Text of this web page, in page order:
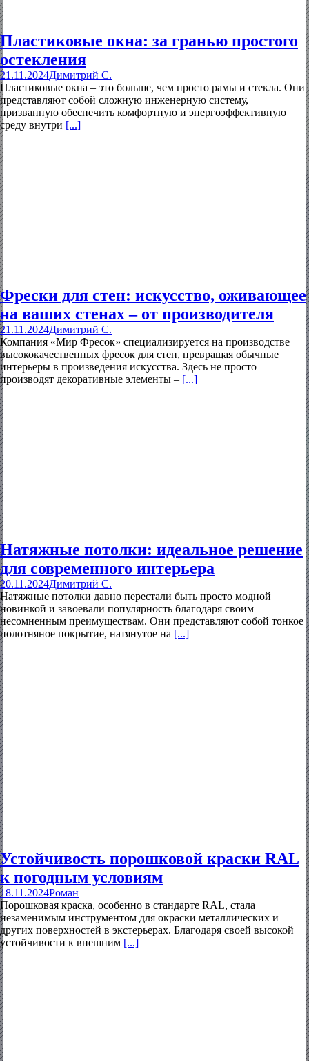
Пластиковые окна: за гранью простого
остекления
21.11.2024Димитрий С.
Пластиковые окна – это больше, чем просто рамы и стекла. Они
представляют собой сложную инженерную систему,
призванную обеспечить комфортную и энергоэффективную
среду внутри [...]
Фрески для стен: искусство, оживающее
на ваших стенах – от производителя
21.11.2024Димитрий С.
Компания «Мир Фресок» специализируется на производстве
высококачественных фресок для стен, превращая обычные
интерьеры в произведения искусства. Здесь не просто
производят декоративные элементы – [...]
Натяжные потолки: идеальное решение
для современного интерьера
20.11.2024Димитрий С.
Натяжные потолки давно перестали быть просто модной
новинкой и завоевали популярность благодаря своим
несомненным преимуществам. Они представляют собой тонкое
полотняное покрытие, натянутое на [...]
Устойчивость порошковой краски RAL
к погодным условиям
18.11.2024Роман
Порошковая краска, особенно в стандарте RAL, стала
незаменимым инструментом для окраски металлических и
других поверхностей в экстерьерах. Благодаря своей высокой
устойчивости к внешним [...]